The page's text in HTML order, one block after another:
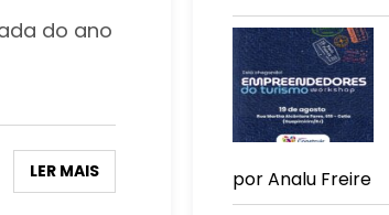
do ano
LER MAIS
por Analu Freire